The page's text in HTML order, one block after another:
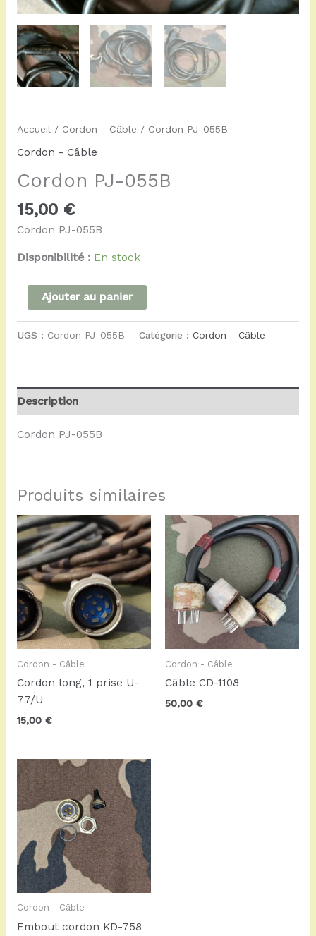
Accueil / Cordon - Câble / Cordon PJ-055B
Cordon - Câble
Cordon PJ-055B
15,00 €
Cordon PJ-055B
Disponibilité : En stock
Ajouter au panier
UGS : Cordon PJ-055B Catégorie : Cordon - Câble
Description
Cordon PJ-055B
Produits similaires
Cordon - Câble
Cordon long, 1 prise U-
77/U
15,00 €
Cordon - Câble
Câble CD-1108
50,00 €
Cordon - Câble
Embout cordon KD-758